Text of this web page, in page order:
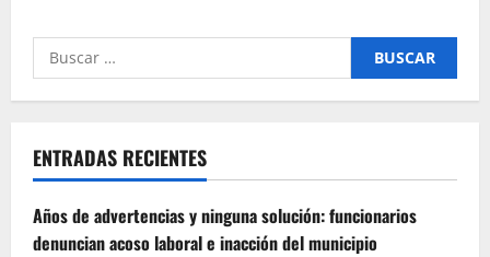
Buscar
por:
ENTRADAS RECIENTES
Años de advertencias y ninguna solución: funcionarios
denuncian acoso laboral e inacción del municipio